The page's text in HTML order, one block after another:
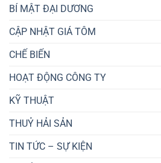
BÍ MẬT ĐẠI DƯƠNG
CẬP NHẬT GIÁ TÔM
CHẾ BIẾN
HOẠT ĐỘNG CÔNG TY
KỸ THUẬT
THUỶ HẢI SẢN
TIN TỨC – SỰ KIỆN